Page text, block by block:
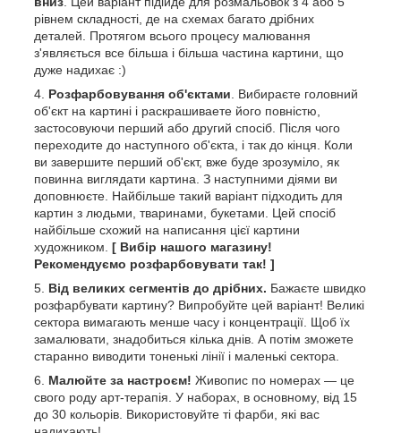
рівнем складності, де на схемах багато дрібних
деталей. Протягом всього процесу малювання
з'являється все більша і більша частина картини, що
дуже надихає :)
Розфарбовування об'єктами . Вибираєте головний
об'єкт на картині і раскрашиваете його повністю,
застосовуючи перший або другий спосіб. Після чого
переходите до наступного об'єкта, і так до кінця. Коли
ви завершите перший об'єкт, вже буде зрозуміло, як
повинна виглядати картина. З наступними діями ви
доповнюєте. Найбільше такий варіант підходить для
картин з людьми, тваринами, букетами. Цей спосіб
найбільше схожий на написання цієї картини
художником. [ Вибір нашого магазину!
Рекомендуємо розфарбовувати так! ]
Від великих сегментів до дрібних. Бажаєте швидко
розфарбувати картину? Випробуйте цей варіант! Великі
сектора вимагають менше часу і концентрації. Щоб їх
замалювати, знадобиться кілька днів. А потім зможете
старанно виводити тоненькі лінії і маленькі сектора.
Малюйте за настроєм! Живопис по номерах — це
свого роду арт-терапія. У наборах, в основному, від 15
до 30 кольорів. Використовуйте ті фарби, які вас